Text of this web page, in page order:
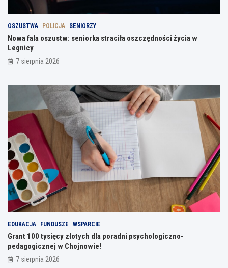
OSZUSTWA POLICJA SENIORZY
Nowa fala oszustw: seniorka straciła oszczędności życia w
Legnicy
7 sierpnia 2026
EDUKACJA FUNDUSZE WSPARCIE
Grant 100 tysięcy złotych dla poradni psychologiczno-
pedagogicznej w Chojnowie!
7 sierpnia 2026